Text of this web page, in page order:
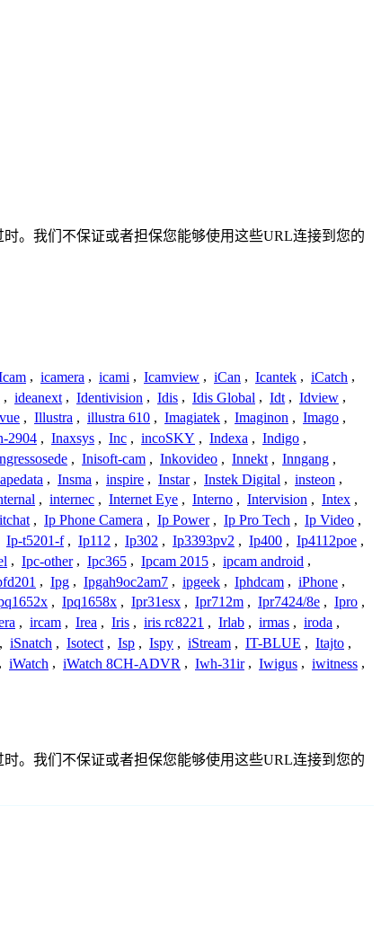
。我们不保证或者担保您能够使用这些URL连接到您的
, icamera , icami , Icamview , iCan , Icantek , iCatch ,
, ideanext , Identivision , Idis , Idis Global , Idt , Idview ,
, Illustra , illustra 610 , Imagiatek , Imaginon , Imago ,
2904 , Inaxsys , Inc , incoSKY , Indexa , Indigo ,
, Inisoft-cam , Inkovideo , Innekt , Inngang ,
, Insma , inspire , Instar , Instek Digital , insteon ,
, internec , Internet Eye , Interno , Intervision , Intex ,
, Ip Phone Camera , Ip Power , Ip Pro Tech , Ip Video ,
Ip-t5201-f , Ip112 , Ip302 , Ip3393pv2 , Ip400 , Ip4112poe ,
, Ipc-other , Ipc365 , Ipcam 2015 , ipcam android ,
, Ipg , Ipgah9oc2am7 , ipgeek , Iphdcam , iPhone ,
, Ipq1658x , Ipr31esx , Ipr712m , Ipr7424/8e , Ipro ,
, ircam , Irea , Iris , iris rc8221 , Irlab , irmas , iroda ,
, iSnatch , Isotect , Isp , Ispy , iStream , IT-BLUE , Itajto ,
, iWatch , iWatch 8CH-ADVR , Iwh-31ir , Iwigus , iwitness ,
。我们不保证或者担保您能够使用这些URL连接到您的